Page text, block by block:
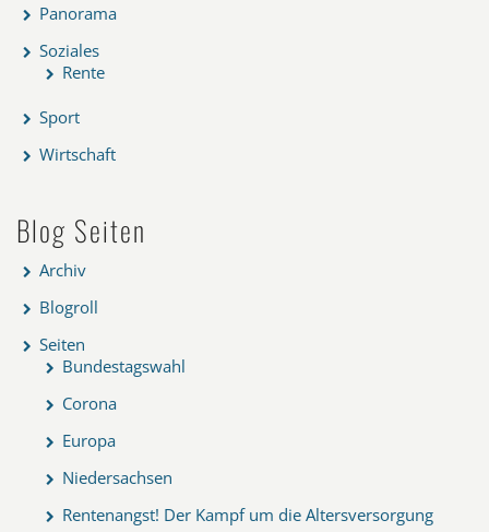
Panorama
Soziales
Rente
Sport
Wirtschaft
Blog Seiten
Archiv
Blogroll
Seiten
Bundestagswahl
Corona
Europa
Niedersachsen
Rentenangst! Der Kampf um die Altersversorgung